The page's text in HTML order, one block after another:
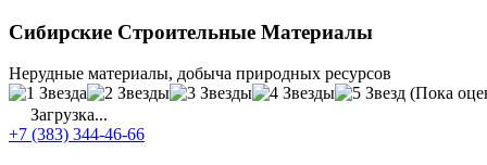
Сибирские Строительные Материалы
Нерудные материалы, добыча природных ресурсов
(Пока
Загрузка...
+7 (383) 344-46-66